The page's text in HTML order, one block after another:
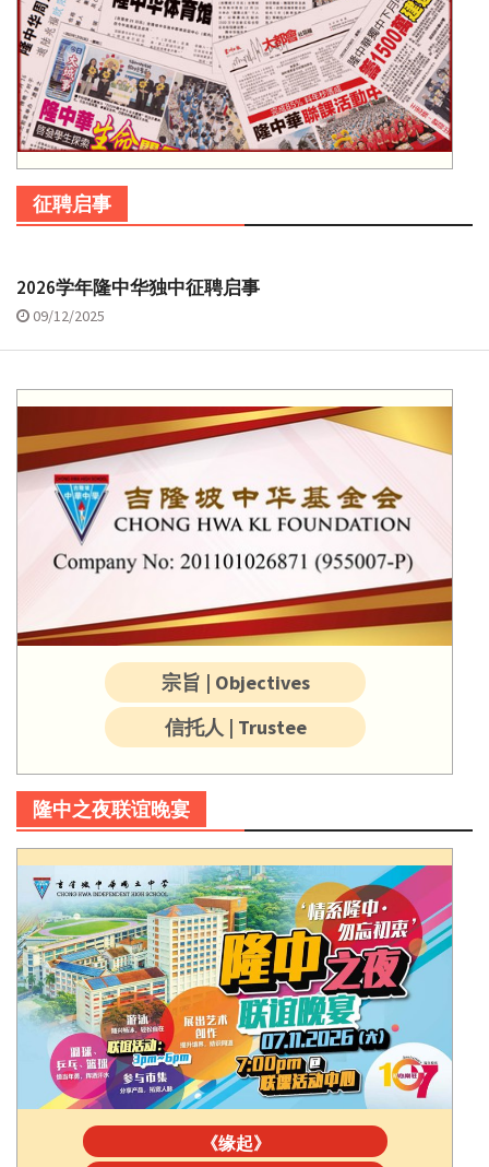
征聘启事
2026学年隆中华独中征聘启事
09/12/2025
宗旨 | Objectives
信托人 | Trustee
隆中之夜联谊晚宴
《缘起》